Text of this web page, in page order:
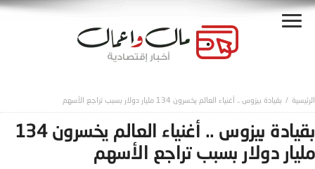
بقيادة بيزوس .. أغنياء العالم يخسرون 134 مليار دولار بسبب تراجع الأسهم
بقيادة بيزوس .. أغنياء العالم يخسرون 134
مليار دولار بسبب تراجع الأسهم